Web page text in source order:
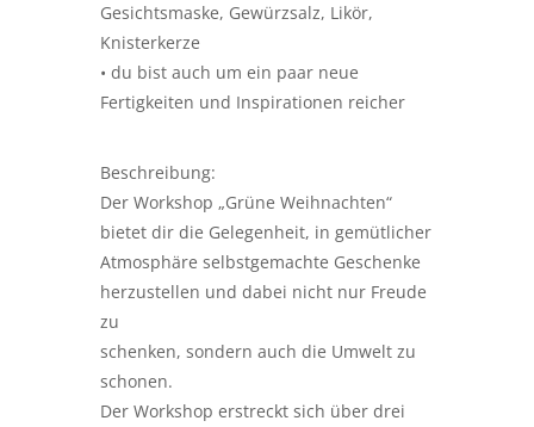
Gesichtsmaske, Gewürzsalz, Likör,
Knisterkerze
• du bist auch um ein paar neue
Fertigkeiten und Inspirationen reicher
Beschreibung:
Der Workshop „Grüne Weihnachten“
bietet dir die Gelegenheit, in gemütlicher
Atmosphäre selbstgemachte Geschenke
herzustellen und dabei nicht nur Freude
zu
schenken, sondern auch die Umwelt zu
schonen.
Der Workshop erstreckt sich über drei